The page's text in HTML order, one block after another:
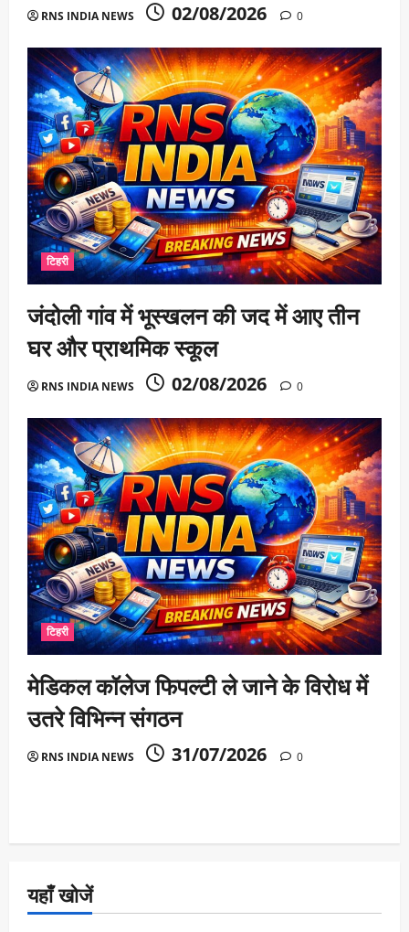
RNS INDIA NEWS 02/08/2026 0
टिहरी
जंदोली गांव में भूस्खलन की जद में आए तीन
घर और प्राथमिक स्कूल
RNS INDIA NEWS 02/08/2026 0
टिहरी
मेडिकल कॉलेज फिपल्टी ले जाने के विरोध में
उतरे विभिन्न संगठन
RNS INDIA NEWS 31/07/2026 0
यहाँ खोजें